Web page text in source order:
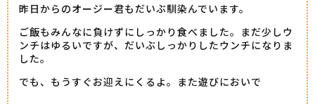
昨日からのオージー君もだいぶ馴染んでいます。
ご飯もみんなに負けずにしっかり食べました。まだ少しウ
ンチはゆるいですが、だいぶしっかりしたウンチになりま
した。
でも、もうすぐお迎えにくるよ。また遊びにおいで